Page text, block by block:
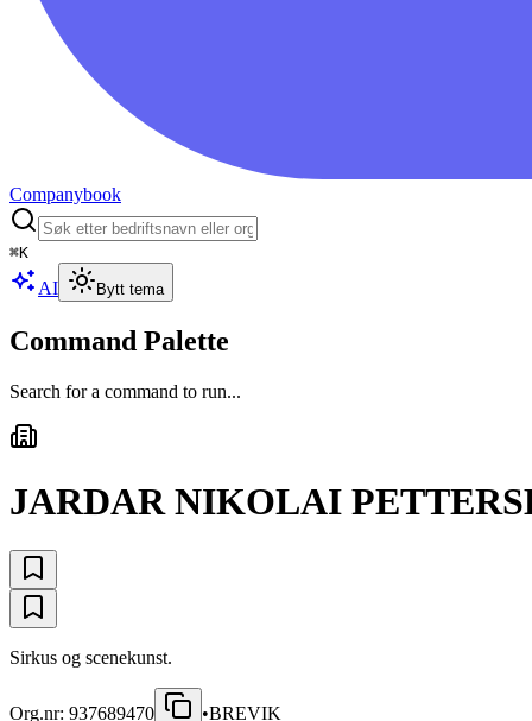
Companybook
⌘K
AI Bytt tema
Command Palette
Search for a command to run...
JARDAR NIKOLAI
Sirkus og scenekunst.
Org.nr: 937689470 •BREVIK